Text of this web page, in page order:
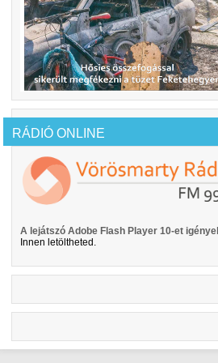
RÁDIÓ ONLINE
A lejátszó Adobe Flash Player 10-et
Innen letöltheted.